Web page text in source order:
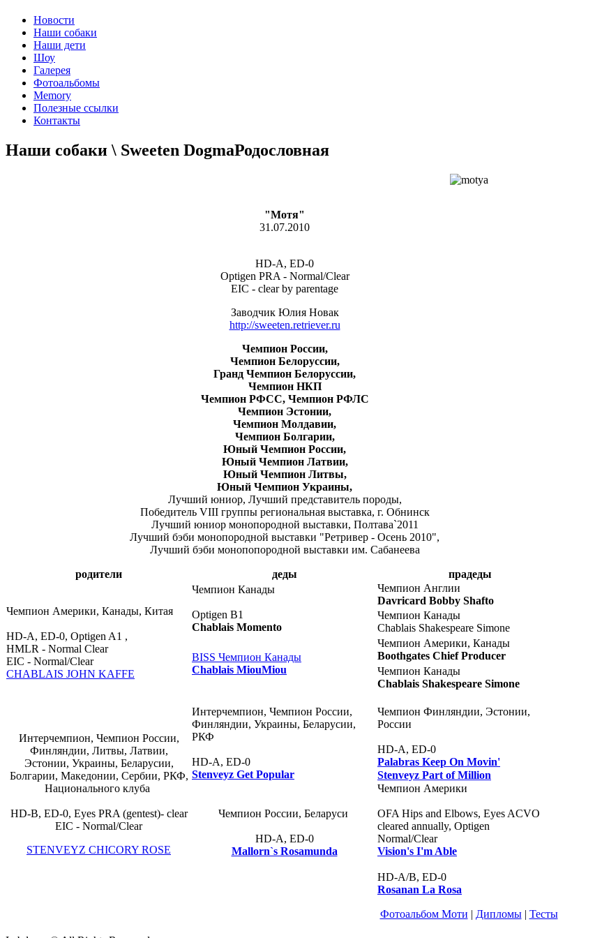
Новости
Наши собаки
Наши дети
Шоу
Галерея
Фотоальбомы
Memory
Полезные ссылки
Контакты
Наши собаки \ Sweeten DogmaРодословная
"Мотя"
31.07.2010
HD-A, ED-0
Optigen PRA - Normal/Clear
EIC - clear by parentage
Заводчик Юлия Новак
http://sweeten.retriever.ru
Чемпион России,
Чемпион Белоруссии,
Гранд Чемпион Белоруссии,
Чемпион НКП
Чемпион РФСС, Чемпион РФЛС
Чемпион Эстонии,
Чемпион Молдавии,
Чемпион Болгарии,
Юный Чемпион России,
Юный Чемпион Латвии,
Юный Чемпион Литвы,
Юный Чемпион Украины,
Лучший юниор, Лучший представитель породы,
Победитель VIII группы региональная выставка, г. Обнинск
Лучший юниор монопородной выставки, Полтава`2011
Лучший бэби монопородной выставки "Ретривер - Осень 2010",
Лучший бэби монопопородной выставки им. Сабанеева
родители деды прадеды
Чемпион Америки, Канады, Китая
HD-A, ED-0, Optigen A1 ,
HMLR - Normal Clear
EIC - Normal/Clear
CHABLAIS JOHN KAFFE
Чемпион Канады
Optigen B1
Chablais Momento
Чемпион Англии
Davricard Bobby Shafto
Чемпион Канады
Chablais Shakespeare Simone
BISS Чемпион Канады
Chablais MiouMiou
Чемпион Америки, Канады
Boothgates Chief Producer
Чемпион Канады
Chablais Shakespeare Simone
Интерчемпион, Чемпион России,
Финляндии, Литвы, Латвии,
Эстонии, Украины, Беларусии,
Болгарии, Македонии, Сербии, РКФ,
Национального клуба
HD-В, ED-0, Eyes PRA (gentest)- clear
EIC - Normal/Clear
STENVEYZ CHICORY ROSE
Интерчемпион, Чемпион России,
Финляндии, Украины, Беларусии,
РКФ
HD-A, ED-0
Stenveyz Get Popular
Чемпион Финляндии, Эстонии,
России
HD-A, ED-0
Palabras Keep On Movin'
Stenveyz Part of Million
Чемпион России, Беларуси
HD-A, ED-0
Mallorn`s Rosamunda
Чемпион Америки
OFA Hips and Elbows, Eyes ACVO
cleared annually, Optigen
Normal/Clear
Vision's I'm Able
HD-A/B, ED-0
Rosanan La Rosa
Фотоальбом Моти | Дипломы| Тесты